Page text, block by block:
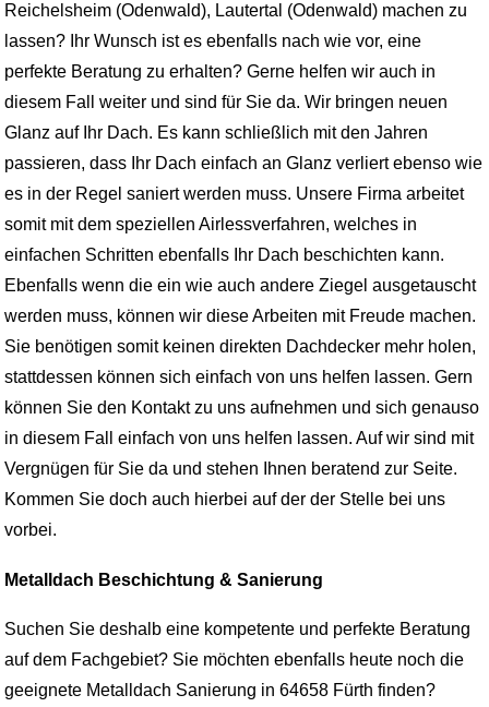
Reichelsheim (Odenwald), Lautertal (Odenwald) machen zu
lassen? Ihr Wunsch ist es ebenfalls nach wie vor, eine
perfekte Beratung zu erhalten? Gerne helfen wir auch in
diesem Fall weiter und sind für Sie da. Wir bringen neuen
Glanz auf Ihr Dach. Es kann schließlich mit den Jahren
passieren, dass Ihr Dach einfach an Glanz verliert ebenso wie
es in der Regel saniert werden muss. Unsere Firma arbeitet
somit mit dem speziellen Airlessverfahren, welches in
einfachen Schritten ebenfalls Ihr Dach beschichten kann.
Ebenfalls wenn die ein wie auch andere Ziegel ausgetauscht
werden muss, können wir diese Arbeiten mit Freude machen.
Sie benötigen somit keinen direkten Dachdecker mehr holen,
stattdessen können sich einfach von uns helfen lassen. Gern
können Sie den Kontakt zu uns aufnehmen und sich genauso
in diesem Fall einfach von uns helfen lassen. Auf wir sind mit
Vergnügen für Sie da und stehen Ihnen beratend zur Seite.
Kommen Sie doch auch hierbei auf der der Stelle bei uns
vorbei.
Metalldach Beschichtung & Sanierung
Suchen Sie deshalb eine kompetente und perfekte Beratung
auf dem Fachgebiet? Sie möchten ebenfalls heute noch die
geeignete Metalldach Sanierung in 64658 Fürth finden?